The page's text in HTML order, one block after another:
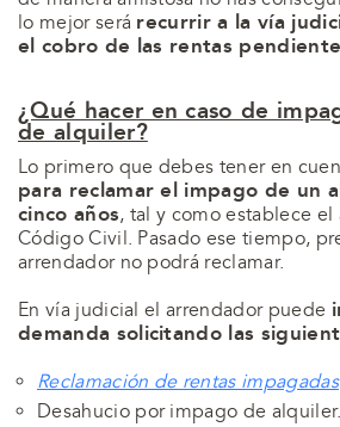
lo mejor será recurrir a la vía
el cobro de las rentas
¿Qué hacer en caso de
de alquiler?
Lo primero que debes tener en
para reclamar el impago de un
cinco años, tal y como establece
Código Civil. Pasado ese tiempo,
arrendador no podrá reclamar.
En vía judicial el arrendador puede
demanda solicitando las
Reclamación de rentas impagadas
Desahucio por impago de alquiler.